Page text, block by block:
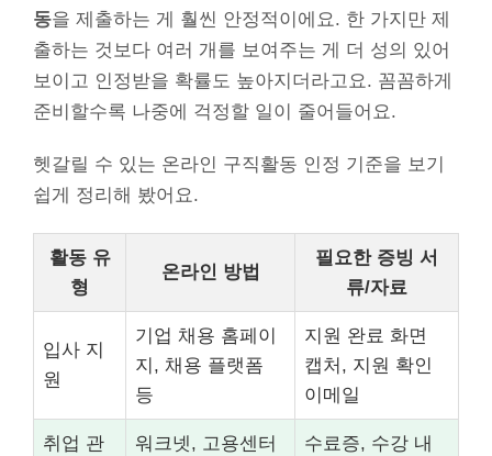
동을 제출하는 게 훨씬 안정적이에요. 한 가지만 제
출하는 것보다 여러 개를 보여주는 게 더 성의 있어
보이고 인정받을 확률도 높아지더라고요. 꼼꼼하게
준비할수록 나중에 걱정할 일이 줄어들어요.
헷갈릴 수 있는 온라인 구직활동 인정 기준을 보기
쉽게 정리해 봤어요.
활동 유
형
온라인 방법
필요한 증빙 서
류/자료
입사 지
원
기업 채용 홈페이
지, 채용 플랫폼
등
지원 완료 화면
캡처, 지원 확인
이메일
취업 관
워크넷, 고용센터
수료증, 수강 내